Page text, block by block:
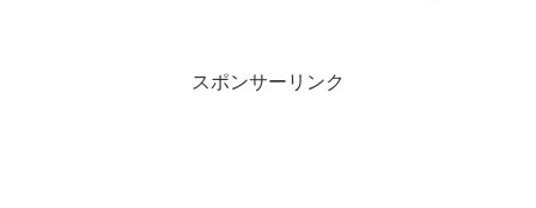
スポンサーリンク